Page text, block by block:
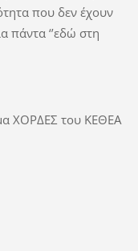
που δεν έχουν
πάντα ‘’εδώ στη
ΧΟΡΔΕΣ του ΚΕΘΕΑ